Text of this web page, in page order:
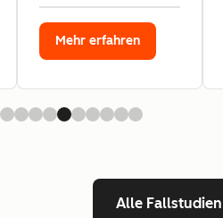
Mehr erfahren
Alle